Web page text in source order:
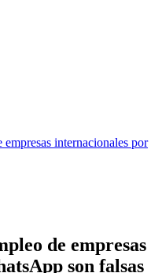
empresas internacionales por
de empresas
son falsas